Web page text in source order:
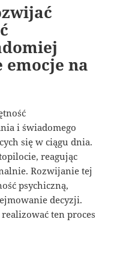
emocje na
i świadomego
się w ciągu dnia.
reagując
Rozwijanie tej
psychiczną,
decyzji.
ten proces